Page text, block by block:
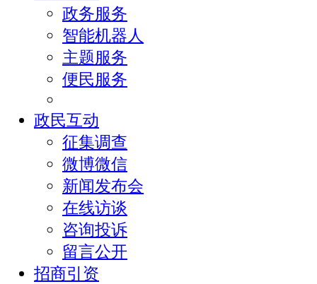
政务服务
智能机器人
主题服务
便民服务
政民互动
征集调查
微博微信
新闻发布会
在线访谈
咨询投诉
留言公开
招商引资